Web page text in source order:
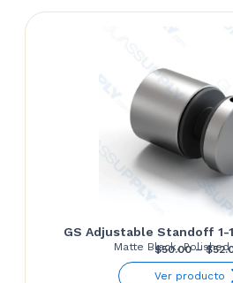
GS Adjustable Standoff 1-
Matte Black, Polished
$50.00 – $
Ver producto